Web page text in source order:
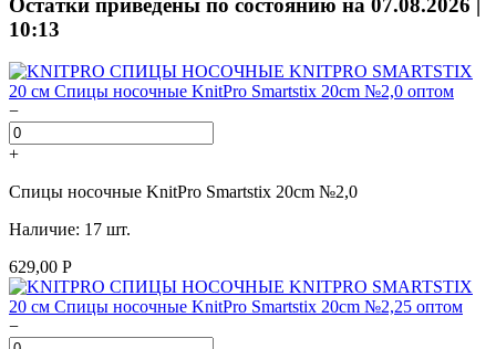
10:13
−
+
Спицы носочные KnitPro Smartstix 20cm №2,0
Наличие: 17 шт.
629,00 Р
−